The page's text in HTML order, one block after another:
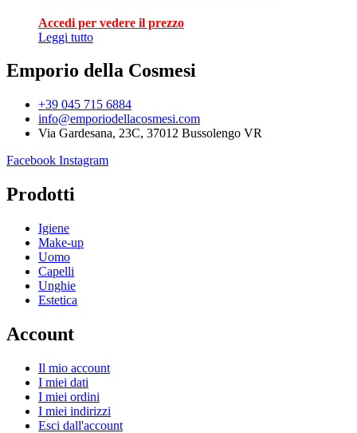
Accedi per vedere il prezzo
Leggi tutto
Emporio della Cosmesi
+39 045 715 6884
info@emporiodellacosmesi.com
Via Gardesana, 23C, 37012 Bussolengo VR
Facebook Instagram
Prodotti
Igiene
Make-up
Uomo
Capelli
Unghie
Estetica
Account
Il mio account
I miei dati
I miei ordini
I miei indirizzi
Esci dall'account